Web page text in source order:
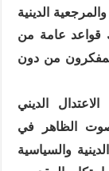
الدينية
قواعد عامة من
من دون
الديني
الظاهر في
والسياسية